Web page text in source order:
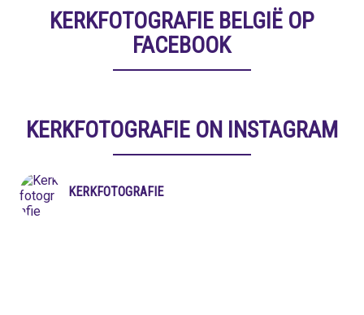
KERKFOTOGRAFIE BELGIË OP
FACEBOOK
KERKFOTOGRAFIE ON INSTAGRAM
KERKFOTOGRAFIE